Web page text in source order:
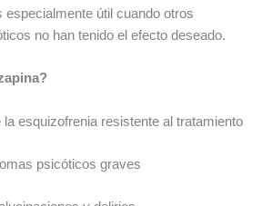
especialmente útil cuando otros
no han tenido el efecto deseado.
la esquizofrenia resistente al tratamiento
psicóticos graves